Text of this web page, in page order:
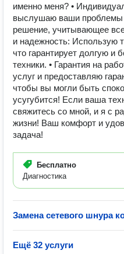
именно меня? •
выслушаю ваши проблемы
решение, учитывающее
и надежность: Использую
что гарантирует долгую и
техники. • Гарантия на
услуг и предоставляю
чтобы вы могли быть
усугубится! Если ваша
свяжитесь со мной, и я с
жизни! Ваш комфорт и
задача!
Бесплатно
Диагностика
Замена сетевого шнура
Ещё 32 услуги